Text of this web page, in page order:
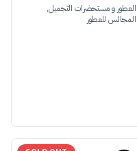
العطور و مستحضرات التجميل,
المجالس للعطور